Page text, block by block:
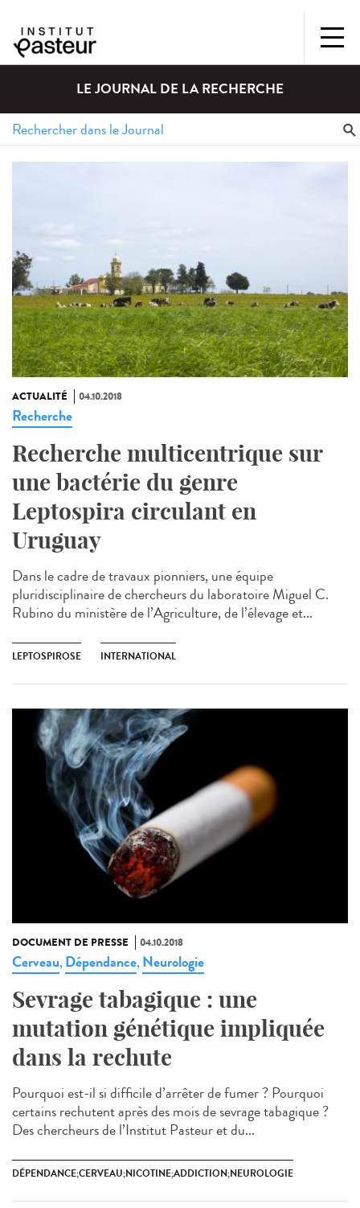
LE JOURNAL DE LA RECHERCHE
ACTUALITÉ 04.10.2018
Recherche
Recherche multicentrique sur
une bactérie du genre
Leptospira circulant en
Uruguay
Dans le cadre de travaux pionniers, une équipe
pluridisciplinaire de chercheurs du laboratoire Miguel C.
Rubino du ministère de l’Agriculture, de l’élevage et...
LEPTOSPIROSE INTERNATIONAL
DOCUMENT DE PRESSE 04.10.2018
Cerveau, Dépendance, Neurologie
Sevrage tabagique : une
mutation génétique impliquée
dans la rechute
Pourquoi est-il si difficile d’arrêter de fumer ? Pourquoi
certains rechutent après des mois de sevrage tabagique ?
Des chercheurs de l’Institut Pasteur et du...
DÉPENDANCE;CERVEAU;NICOTINE;ADDICTION;NEUROLOGIE